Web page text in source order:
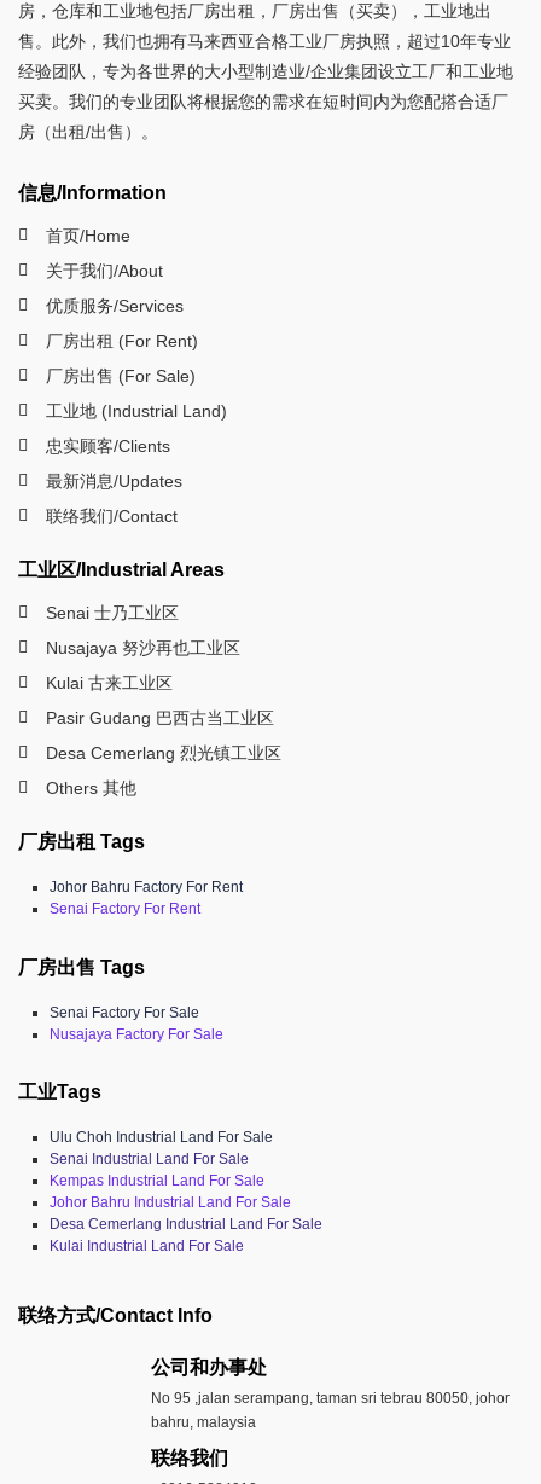
房，仓库和工业地包括厂房出租，厂房出售（买卖），工业地出
售。此外，我们也拥有马来西亚合格工业厂房执照，超过10年专业
经验团队，专为各世界的大小型制造业/企业集团设立工厂和工业地
买卖。我们的专业团队将根据您的需求在短时间内为您配搭合适厂
房（出租/出售）。
信息/Information
首页/Home
关于我们/About
优质服务/Services
厂房出租 (For Rent)
厂房出售 (For Sale)
工业地 (Industrial Land)
忠实顾客/Clients
最新消息/Updates
联络我们/Contact
工业区/Industrial Areas
Senai 士乃工业区
Nusajaya 努沙再也工业区
Kulai 古来工业区
Pasir Gudang 巴西古当工业区
Desa Cemerlang 烈光镇工业区
Others 其他
厂房出租 Tags
Johor Bahru Factory For Rent
Senai Factory For Rent
厂房出售 Tags
Senai Factory For Sale
Nusajaya Factory For Sale
工业Tags
Ulu Choh Industrial Land For Sale
Senai Industrial Land For Sale
Kempas Industrial Land For Sale
Johor Bahru Industrial Land For Sale
Desa Cemerlang Industrial Land For Sale
Kulai Industrial Land For Sale
联络方式/Contact Info
公司和办事处​
No 95 ,jalan serampang, taman sri tebrau 80050, johor
bahru, malaysia
联络我们